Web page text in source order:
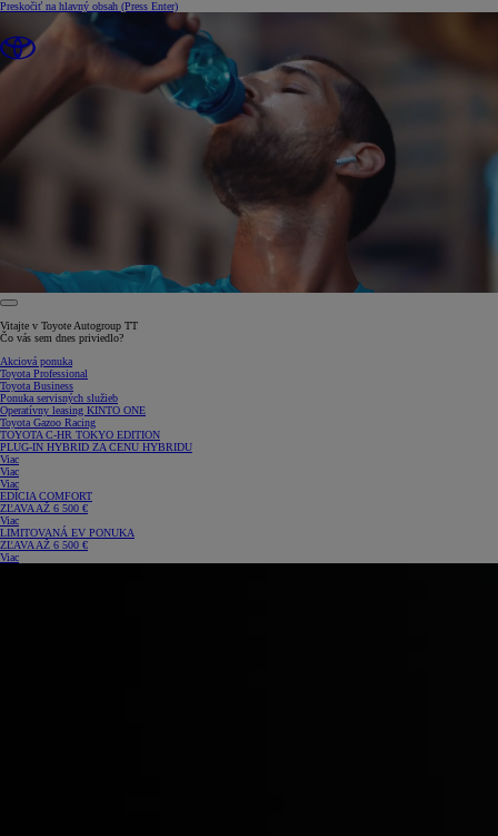
Preskočiť na hlavný obsah (Press Enter)
0:29 / 1:34
Vitajte v Toyote Autogroup TT
Čo vás sem dnes priviedlo?
Akciová ponuka
Toyota Professional
Toyota Business
Ponuka servisných služieb
Operatívny leasing KINTO ONE
Toyota Gazoo Racing
TOYOTA C-HR TOKYO EDITION
PLUG-IN HYBRID ZA CENU HYBRIDU
Viac
Viac
Viac
EDÍCIA COMFORT
ZĽAVA AŽ 6 500 €
Viac
LIMITOVANÁ EV PONUKA
ZĽAVA AŽ 6 500 €
Viac